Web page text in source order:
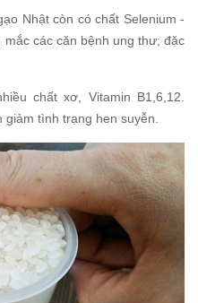
Nhật còn có chất Selenium -
các căn bệnh ung thư; đặc
chất xơ, Vitamin B1,6,12.
tình trạng hen suyễn.